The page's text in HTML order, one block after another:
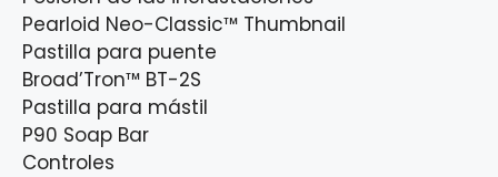
Pearloid Neo-Classic™ Thumbnail
Pastilla para puente
Broad’Tron™ BT-2S
Pastilla para mástil
P90 Soap Bar
Controles